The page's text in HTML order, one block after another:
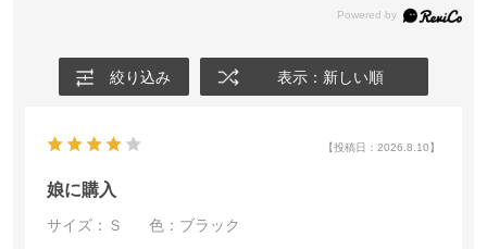
絞り込み 表示：新しい順
【投稿日：2026.8.10】
娘に購入
サイズ：Ｓ
色：ブラック